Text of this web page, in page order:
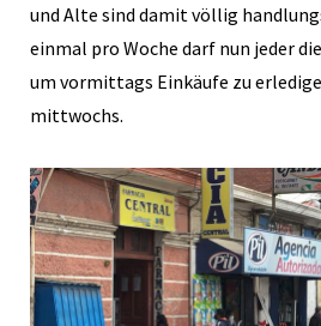
und Alte sind damit völlig
einmal pro Woche darf nun jeder
um vormittags Einkäufe zu
mittwochs.